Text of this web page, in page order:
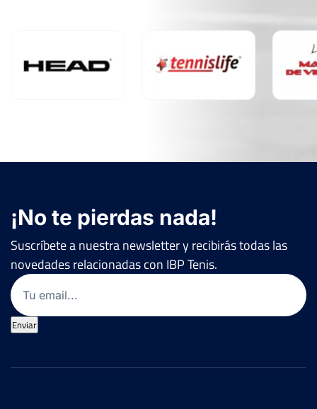
¡No te pierdas nada!
Suscríbete a nuestra newsletter y recibirás todas las
novedades relacionadas con IBP Tenis.
Email
Enviar